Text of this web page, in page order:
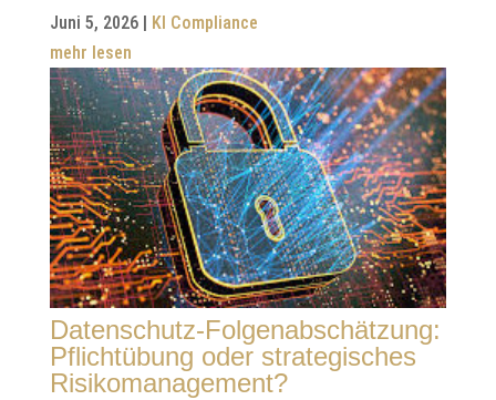
Juni 5, 2026| KI Compliance
mehr lesen
Datenschutz-Folgenabschätzung:
Pflichtübung oder strategisches
Risikomanagement?